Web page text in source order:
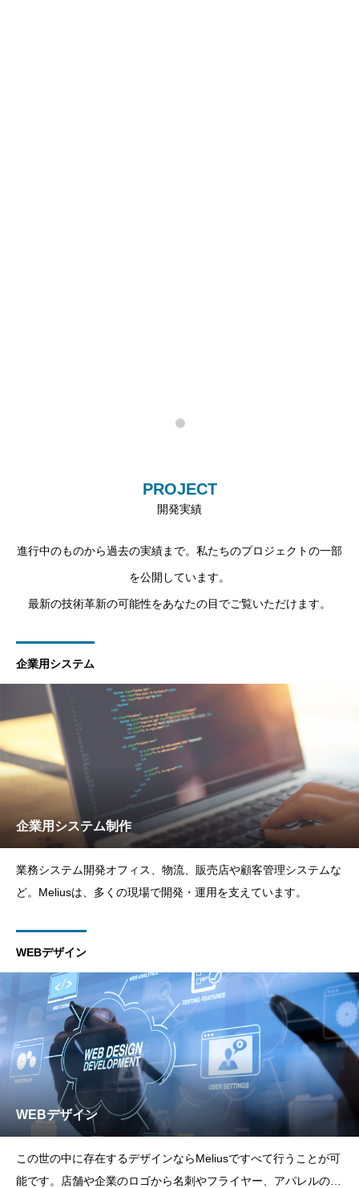
PROJECT
開発実績
進行中のものから過去の実績まで。私たちのプロジェクトの一部
を公開しています。
最新の技術革新の可能性をあなたの目でご覧いただけます。
企業用システム
企業用システム制作
業務システム開発オフィス、物流、販売店や顧客管理システムな
ど。Meliusは、多くの現場で開発・運用を支えています。
WEBデザイン
WEBデザイン
この世の中に存在するデザインならMeliusですべて行うことが可
能です。店舗や企業のロゴから名刺やフライヤー、アパレルのデ